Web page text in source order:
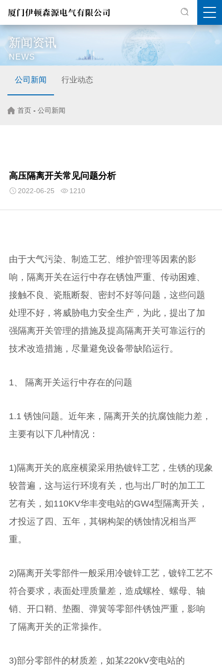
新闻资讯
NEWS
公司新闻 行业动态
首页 - 公司新闻
高压隔离开关常见问题分析
2022-06-25 1210
由于大气污染、制造工艺、维护管理等因素的影
响，隔离开关在运行中存在锈蚀严重、传动困难、
接触不良、瓷瓶断裂、密封不好等问题，这些问题
处理不好，将威胁电力安全生产，为此，提出了加
强隔离开关管理的措施及提高隔离开关可靠运行的
技术改造措施，尽量避免设备带缺陷运行。
1、 隔离开关运行中存在的问题
1.1 锈蚀问题。近年来，隔离开关的抗腐蚀能力差，
主要有以下几种情况：
1)隔离开关的底座横梁采用热镀锌工艺，生锈的现象
较普遍，这与运行环境有关，也与出厂时的加工工
艺有关，如110KV华丰变电站的GW4型隔离开关，
才投运了四、五年，其钢构架的锈蚀情况相当严
重。
2)隔离开关零部件一般采用冷镀锌工艺，镀锌工艺不
符合要求，表面处理质量差，造成螺栓、螺母、轴
销、开口鞘、垫圈、弹簧等零部件锈蚀严重，影响
了隔离开关的正常操作。
3)部分零部件的材质差，如某220kV变电站的